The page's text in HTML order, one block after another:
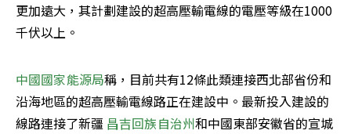
更加遠大，其計劃建設的超高壓輸電線的電壓等級在1000
千伏以上。
中國國家能源局稱，目前共有12條此類連接西北部省份和
沿海地區的超高壓輸電線路正在建設中。最新投入建設的
線路連接了新疆 昌吉回族自治州和中國東部安徽省的宣城